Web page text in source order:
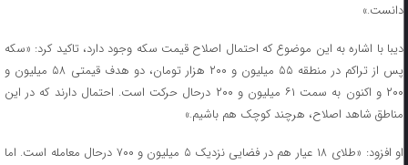
دانست.»
دیبا با اشاره به این موضوع که احتمال اصلاح قیمت سکه وجود دارد، تاکید کرد: «سکه
پس از تراکم در منطقه ۵۵ میلیون و ۲۰۰ هزار تومان، دو هدف قیمتی ۵۸ میلیون و
۲۰۰ و اکنون به سمت ۶۱ میلیون و ۲۰۰ درحال حرکت است. احتمال دارند که در این
مناطق شاهد اصلاح،‌ هرچند کوچک هم باشیم.»
او افزود: «طلای ۱۸ عیار هم در فضایی نزدیک ۵ میلیون و ۷۰۰ درحال معامله است. اما